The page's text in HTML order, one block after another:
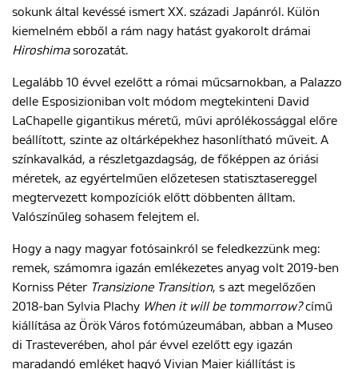
sokunk által kevéssé ismert XX. századi Japánról. Külön
kiemelném ebből a rám nagy hatást gyakorolt drámai
Hiroshimasorozatát.
Legalább 10 évvel ezelőtt a római műcsarnokban, a Palazzo
delle Esposizioniban volt módom megtekinteni David
LaChapelle gigantikus méretű, művi aprólékossággal előre
beállított, szinte az oltárképekhez hasonlítható műveit. A
színkavalkád, a részletgazdagság, de főképpen az óriási
méretek, az egyértelműen előzetesen statisztasereggel
megtervezett kompozíciók előtt döbbenten álltam.
Valószínűleg sohasem felejtem el.
Hogy a nagy magyar fotósainkról se feledkezzünk meg:
remek, számomra igazán emlékezetes anyag volt 2019-ben
Korniss Péter Transizione Transition, s azt megelőzően
2018-ban Sylvia Plachy When it will be tommorrow?című
kiállítása az Örök Város fotómúzeumában, abban a Museo
di Trasteverében, ahol pár évvel ezelőtt egy igazán
maradandó emléket hagyó Vivian Maier kiállítást is